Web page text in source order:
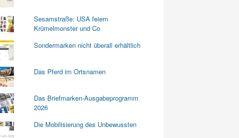
Sesamstraße: USA feiern
Krümelmonster und Co
Sondermarken nicht überall erhältlich
Das Pferd im Ortsnamen
Das Briefmarken-Ausgabeprogramm
2026
Die Mobilisierung des Unbewussten